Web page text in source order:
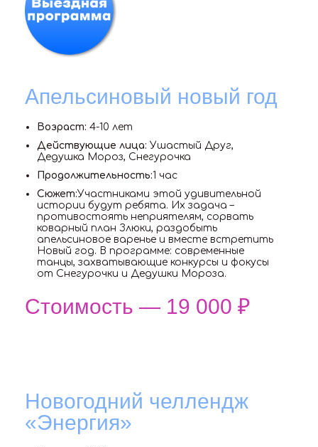
Апельсиновый новый год
Возраст:4-10 лет
Действующие лица:Ушастый Друг,
Дедушка Мороз, Снегурочка
Продолжительность:1 час
Сюжет:Участниками этой удивительной
истории будут ребята. Их задача –
противостоять неприятелям, сорвать
коварный план Злюки, раздобыть
апельсиновое варенье и вместе встретить
Новый год. В программе: современные
танцы, захватывающие конкурсы и фокусы
от Снегурочки и Дедушки Мороза.
Стоимость — 19 000 ₽
Новогодний челлендж
«Энергия»